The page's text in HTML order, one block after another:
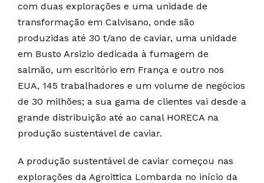
com duas explorações e uma unidade de
transformação em Calvisano, onde são
produzidas até 30 t/ano de caviar, uma unidade
em Busto Arsizio dedicada à fumagem de
salmão, um escritório em França e outro nos
EUA, 145 trabalhadores e um volume de negócios
de 30 milhões; a sua gama de clientes vai desde a
grande distribuição até ao canal HORECA na
produção sustentável de caviar.
A produção sustentável de caviar começou nas
explorações da Agroittica Lombarda no início da